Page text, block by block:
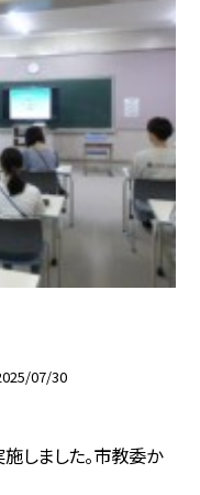
07/30
しました。市教委か